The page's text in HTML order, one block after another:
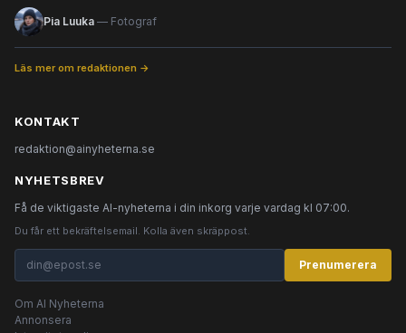
Pia Luuka — Fotograf
Läs mer om redaktionen →
KONTAKT
redaktion@ainyheterna.se
NYHETSBREV
Få de viktigaste AI-nyheterna i din inkorg varje vardag kl 07:00.
Du får ett bekräftelsemail. Kolla även skräppost.
Prenumerera
Om AI Nyheterna
Annonsera